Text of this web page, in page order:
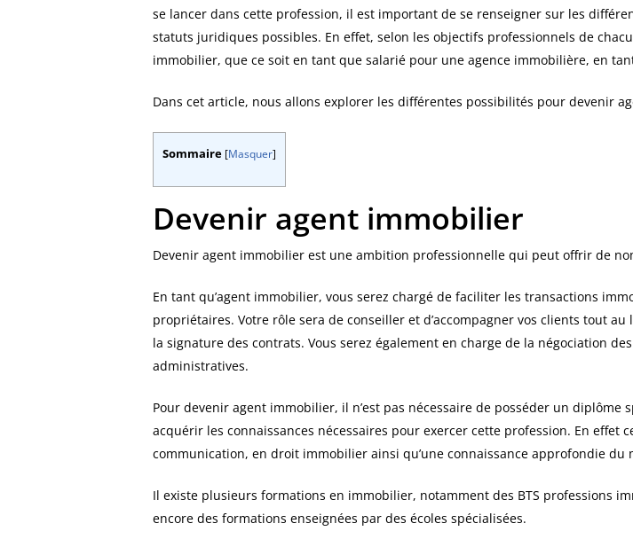
se lancer dans cette profession, il est important de se renseigner sur les
statuts juridiques possibles. En effet, selon les objectifs professionnels de
immobilier, que ce soit en tant que salarié pour une agence immobilière, en
Dans cet article, nous allons explorer les différentes possibilités pour devenir
Sommaire [Masquer]
Devenir agent immobilier
Devenir agent immobilier est une ambition professionnelle qui peut offrir de
En tant qu’agent immobilier, vous serez chargé de faciliter les transactions
propriétaires. Votre rôle sera de conseiller et d’accompagner vos clients tout
la signature des contrats. Vous serez également en charge de la négociation
administratives.
Pour devenir agent immobilier, il n’est pas nécessaire de posséder un
acquérir les connaissances nécessaires pour exercer cette profession. En effet
communication, en droit immobilier ainsi qu’une connaissance approfondie du
Il existe plusieurs formations en immobilier, notamment des BTS professions
encore des formations enseignées par des écoles spécialisées.